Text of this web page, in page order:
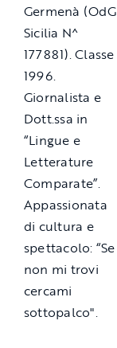
Germenà (OdG
Sicilia N^
177881). Classe
1996.
Giornalista e
Dott.ssa in
“Lingue e
Letterature
Comparate”.
Appassionata
di cultura e
spettacolo: “Se
non mi trovi
cercami
sottopalco".